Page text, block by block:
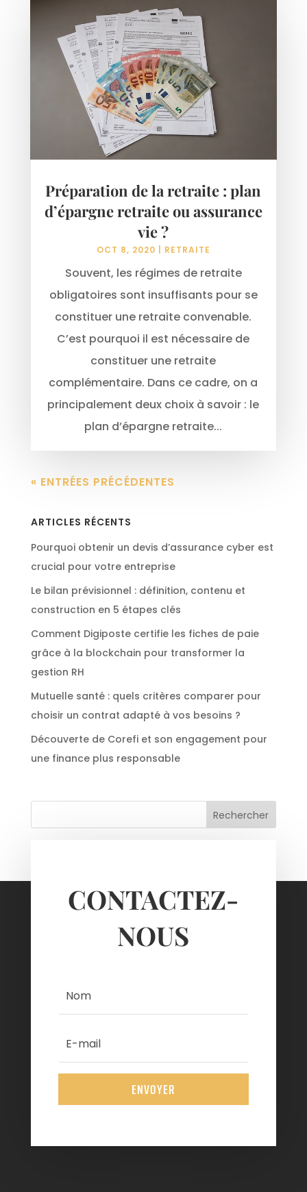
Préparation de la retraite : plan
d’épargne retraite ou assurance
vie ?
OCT 8, 2020 RETRAITE
Souvent, les régimes de retraite
obligatoires sont insuffisants pour se
constituer une retraite convenable.
C’est pourquoi il est nécessaire de
constituer une retraite
complémentaire. Dans ce cadre, on a
principalement deux choix à savoir : le
plan d’épargne retraite...
« ENTRÉES PRÉCÉDENTES
ARTICLES RÉCENTS
Pourquoi obtenir un devis d’assurance cyber est
crucial pour votre entreprise
Le bilan prévisionnel : définition, contenu et
construction en 5 étapes clés
Comment Digiposte certifie les fiches de paie
grâce à la blockchain pour transformer la
gestion RH
Mutuelle santé : quels critères comparer pour
choisir un contrat adapté à vos besoins ?
Découverte de Corefi et son engagement pour
une finance plus responsable
CONTACTEZ-
NOUS
ENVOYER